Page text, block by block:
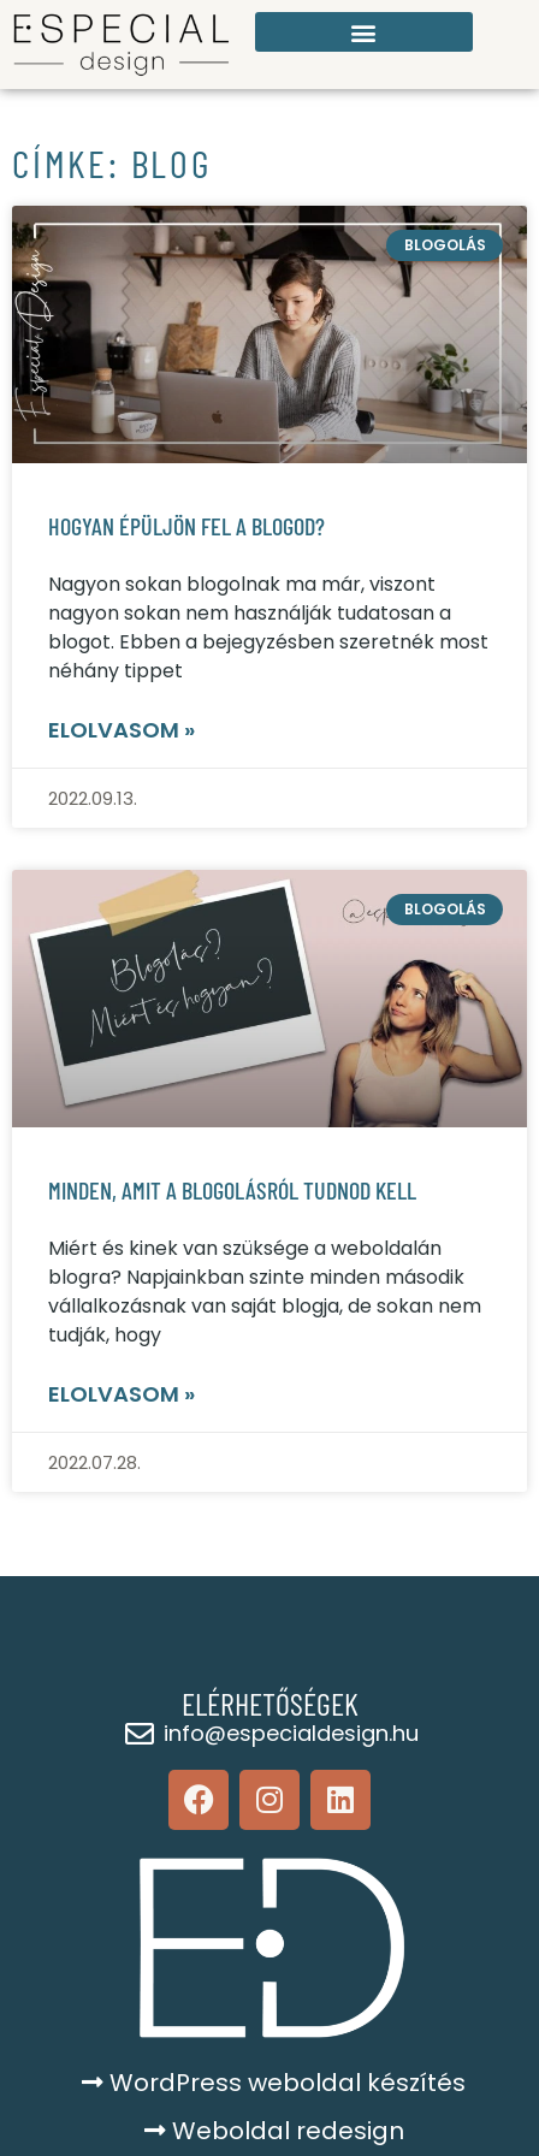
CÍMKE: BLOG
BLOGOLÁS
HOGYAN ÉPÜLJÖN FEL A BLOGOD?
Nagyon sokan blogolnak ma már, viszont
nagyon sokan nem használják tudatosan a
blogot. Ebben a bejegyzésben szeretnék most
néhány tippet
ELOLVASOM »
2022.09.13.
BLOGOLÁS
MINDEN, AMIT A BLOGOLÁSRÓL TUDNOD KELL
Miért és kinek van szüksége a weboldalán
blogra? Napjainkban szinte minden második
vállalkozásnak van saját blogja, de sokan nem
tudják, hogy
ELOLVASOM »
2022.07.28.
ELÉRHETŐSÉGEK
info@especialdesign.hu
WordPress weboldal készítés
Weboldal redesign